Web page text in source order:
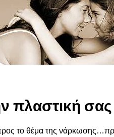
πλαστική
προς το θέμα της